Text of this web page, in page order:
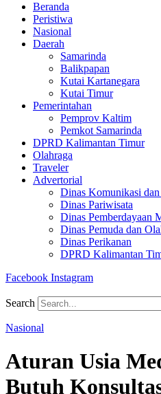
Beranda
Peristiwa
Nasional
Daerah
Samarinda
Balikpapan
Kutai Kartanegara
Kutai Timur
Pemerintahan
Pemprov Kaltim
Pemkot Samarinda
DPRD Kalimantan Timur
Olahraga
Traveler
Advertorial
Dinas Komunikasi
Dinas Pariwisata
Dinas Pemberdayaan
Dinas Pemuda dan
Dinas Perikanan
DPRD Kalimantan
Facebook Instagram
Search
Nasional
Aturan Usia
Butuh